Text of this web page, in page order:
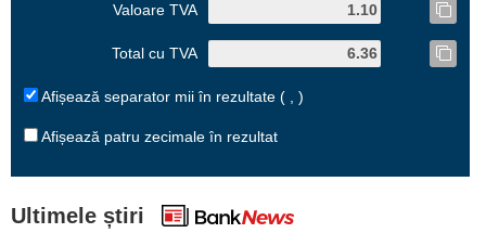
Valoare TVA
Total cu TVA
Afișează separator mii în rezultate ( , )
Afișează patru zecimale în rezultat
Ultimele știri